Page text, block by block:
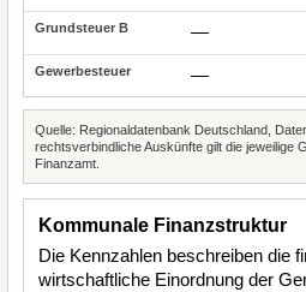
—
—
Quelle: Regionaldatenbank Deutschland,
rechtsverbindliche Auskünfte gilt die jeweilige
Finanzamt.
Kommunale Finanzstruktur
Die Kennzahlen beschreiben die
wirtschaftliche Einordnung der